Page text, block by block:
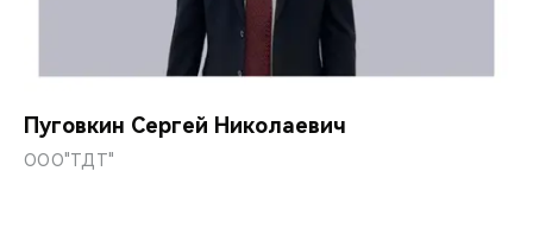
Пуговкин Сергей Николаевич
ООО"ТДТ"